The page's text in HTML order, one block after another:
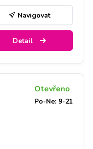
Navigovat
Detail
Otevřeno
Po-Ne: 9-21